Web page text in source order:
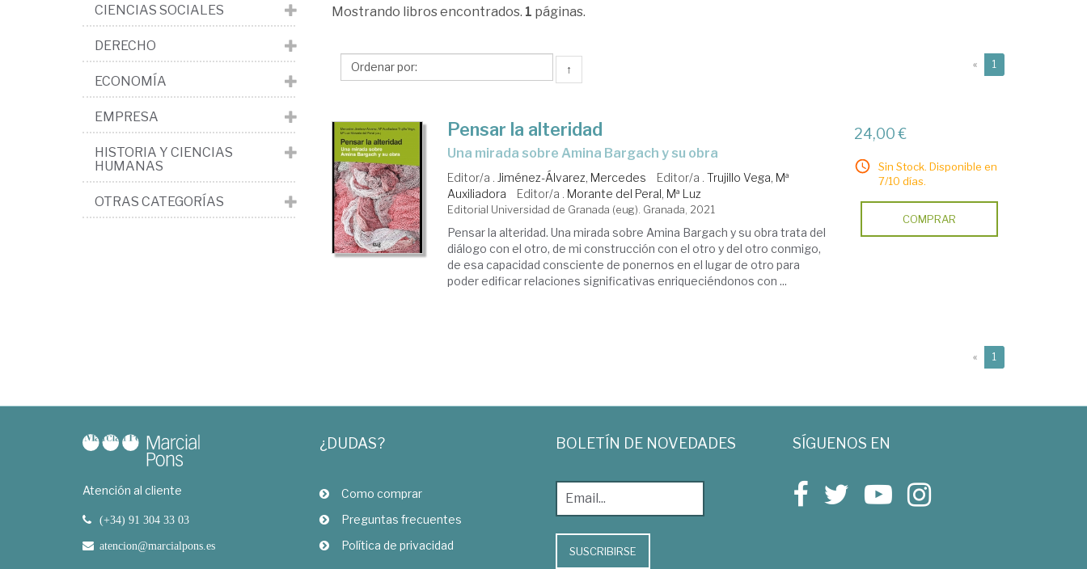
Trujillo
Mª
Mostrando libros encontrados. 1 páginas.
↑ « 1
Pensar la alteridad
una mirada sobre Amina Bargach y su obra
Editor/a . Jiménez-Álvarez, Mercedes Editor/a .Trujillo Vega, Mª
Auxiliadora
Editor/a . Morante del Peral, Mª Luz
Editorial Universidad de Granada (eug). Granada, 2021
Pensar la alteridad. Una mirada sobre Amina Bargach y su obra trata del
diálogo con el otro, de mi construcción con el otro y del otro conmigo,
de esa capacidad consciente de ponernos en el lugar de otro para
poder edificar relaciones significativas enriqueciéndonos con ...
24,00 €
Sin Stock. Disponible en
7/10 días.
COMPRAR
« 1
CIENCIAS SOCIALES
DERECHO
ECONOMÍA
EMPRESA
HISTORIA Y CIENCIAS
HUMANAS
OTRAS CATEGORÍAS
Atención al cliente
(+34) 91 304 33 03
atencion@marcialpons.es
¿DUDAS?
Como comprar
Preguntas frecuentes
Política de privacidad
BOLETÍN DE NOVEDADES
SUSCRIBIRSE
SÍGUENOS EN